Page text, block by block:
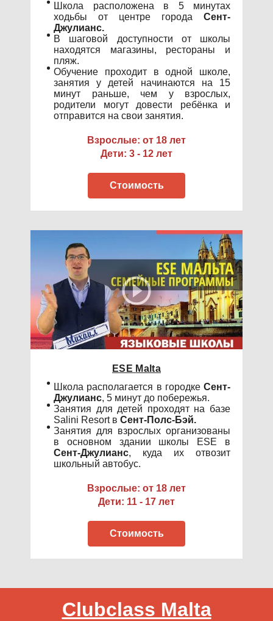
Школа расположена в 5 минутах
ходьбы от центре города Сент-
Джулианс.
В шаговой доступности от школы
находятся магазины, рестораны и
пляж.
Обучение проходит в одной школе,
занятия у детей начинаются на 15
минут раньше, чем у взрослых,
родители могут довести ребёнка и
отправится на свои занятия.
Взрослые: от 18 лет
Дети: 3 - 12 лет
Стоимость
ESE Malta
Школа располагается в городке Сент-
Джулианс, 5 минут до побережья.
Занятия для детей проходят на базе
Salini Resort в Сент-Полс-Бэй.
Занятия для взрослых организованы
в основном здании школы ESE в
Сент-Джулианс, куда их отвозит
школьный автобус.
Взрослые: от 18 лет
Дети: 11 - 17 лет
Стоимость
Clubclass Malta